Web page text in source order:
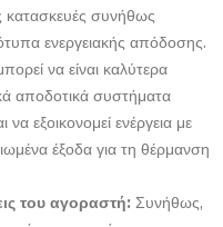
κατασκευές συνήθως
ενεργειακής απόδοσης.
να είναι καλύτερα
αποδοτικά συστήματα
εξοικονομεί ενέργεια με
έξοδα για τη θέρμανση
του αγοραστή: Συνήθως,